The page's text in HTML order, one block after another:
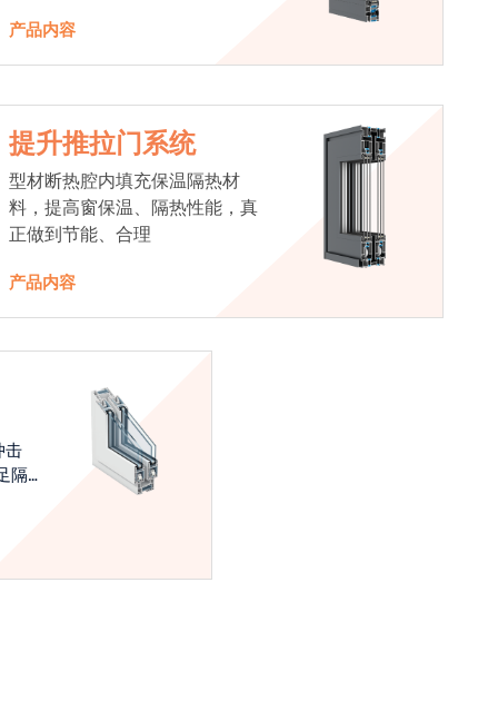
产品内容
提升推拉门系统
型材断热腔内填充保温隔热材
料，提高窗保温、隔热性能，真
正做到节能、合理
产品内容
击
隔